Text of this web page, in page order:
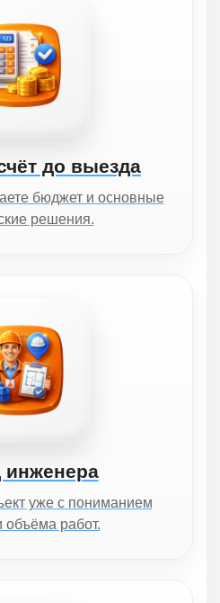
до выезда
бюджет и основные
решения.
инженера
уже с пониманием
объёма работ.